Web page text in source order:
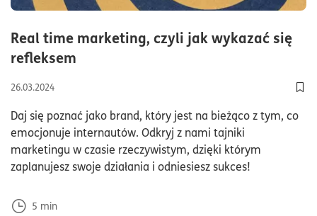
Real time marketing, czyli jak wykazać się
refleksem
26.03.2024
Daj się poznać jako brand, który jest na bieżąco z tym, co
emocjonuje internautów. Odkryj z nami tajniki
marketingu w czasie rzeczywistym, dzięki którym
zaplanujesz swoje działania i odniesiesz sukces!
5 min